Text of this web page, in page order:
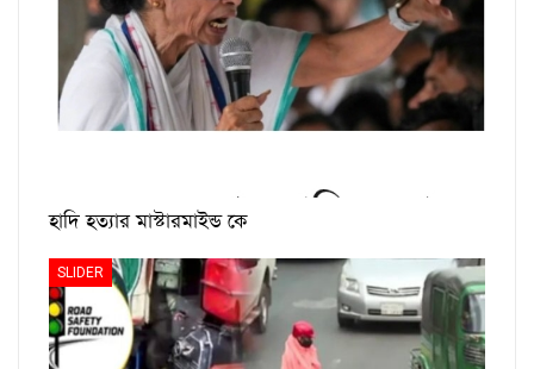
হাদি হত্যার মাস্টারমাইন্ড কে
SLIDER